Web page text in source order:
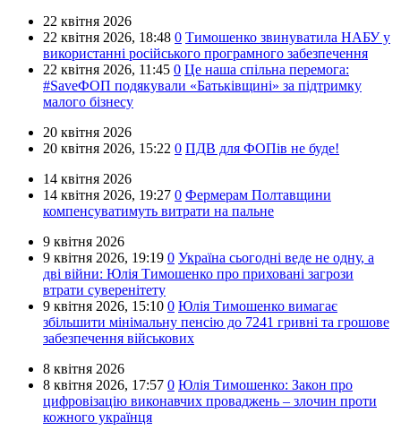
22 квітня 2026
22 квітня 2026, 18:48 0 Тимошенко звинуватила НАБУ у
використанні російського програмного забезпечення
22 квітня 2026, 11:45 0 Це наша спільна перемога:
#SaveФОП подякували «Батьківщині» за підтримку
малого бізнесу
20 квітня 2026
20 квітня 2026, 15:22 0 ПДВ для ФОПів не буде!
14 квітня 2026
14 квітня 2026, 19:27 0 Фермерам Полтавщини
компенсуватимуть витрати на пальне
9 квітня 2026
9 квітня 2026, 19:19 0 Україна сьогодні веде не одну, а
дві війни: Юлія Тимошенко про приховані загрози
втрати суверенітету
9 квітня 2026, 15:10 0 Юлія Тимошенко вимагає
збільшити мінімальну пенсію до 7241 гривні та грошове
забезпечення військових
8 квітня 2026
8 квітня 2026, 17:57 0 Юлія Тимошенко: Закон про
цифровізацію виконавчих проваджень – злочин проти
кожного українця